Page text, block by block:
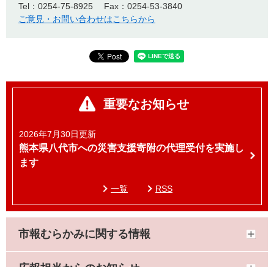
Tel：0254-75-8925
Fax：0254-53-3840
ご意見・お問い合わせはこちらから
重要なお知らせ
2026年7月30日更新
熊本県八代市への災害支援寄附の代理受付を実施し
ます
一覧 RSS
市報むらかみに関する情報